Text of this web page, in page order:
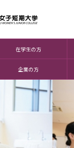
在学生の方
企業の方